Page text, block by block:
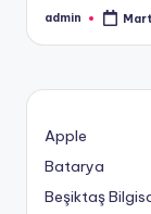
Posted
admin
Apple
Batarya
Beşiktaş